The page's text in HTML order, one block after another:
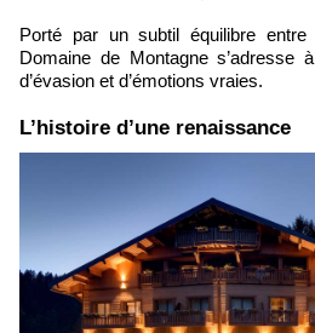
Porté par un subtil équilibre
Domaine de Montagne
d’évasion et d’émotions vraies.
​L’histoire d’une renaissance